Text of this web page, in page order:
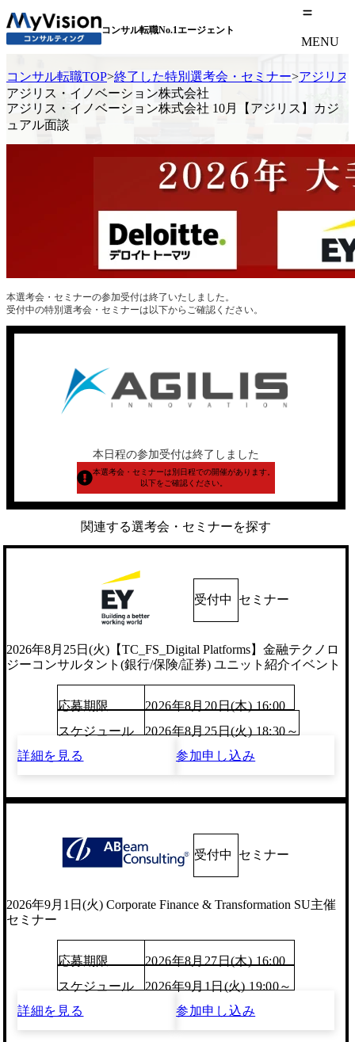
コンサル転職No.1エージェント
MENU
コンサル転職TOP>終了した特別選考会・セミナー>アジリス
アジリス・イノベーション株式会社
アジリス・イノベーション株式会社 10月【アジリス】カジ
ュアル面談
本選考会・セミナーの参加受付は終了いたしました。
受付中の特別選考会・セミナーは以下からご確認ください。
本日程の参加受付は終了しました
本選考会・セミナーは別日程での開催があります。
以下をご確認ください。
関連する選考会・セミナーを探す
受付中 セミナー
2026年8月25日(火)【TC_FS_Digital Platforms】金融テクノロ
ジーコンサルタント(銀行/保険/証券) ユニット紹介イベント
応募期限
2026年8月20日(木) 16:00
スケジュール
2026年8月25日(火) 18:30～
詳細を見る
参加申し込み
受付中 セミナー
2026年9月1日(火) Corporate Finance & Transformation SU主催
セミナー
応募期限
2026年8月27日(木) 16:00
スケジュール
2026年9月1日(火) 19:00～
詳細を見る
参加申し込み